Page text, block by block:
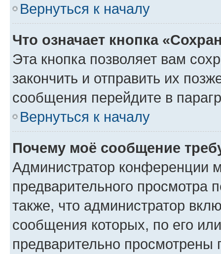
Вернуться к началу
Что означает кнопка
Эта кнопка позволяет вам
закончить и отправить их
сообщения перейдите в
Вернуться к началу
Почему моё сообщение
Администратор конференции
предварительного
также, что администратор
сообщения которых, по его
предварительно просмотрены